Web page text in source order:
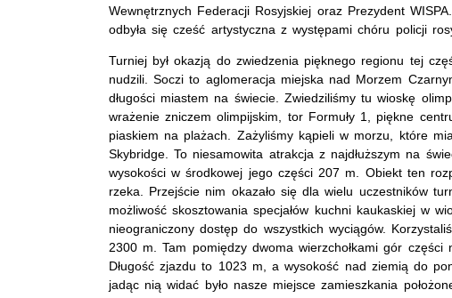
Wewnętrznych Federacji Rosyjskiej oraz Prezydent
odbyła się cześć artystyczna z występami chóru policji
Turniej był okazją do zwiedzenia pięknego regionu tej
nudzili. Soczi to aglomeracja miejska nad Morzem
długości miastem na świecie. Zwiedziliśmy tu wioskę
wrażenie zniczem olimpijskim, tor Formuły 1, piękne
piaskiem na plażach. Zażyliśmy kąpieli w morzu, które
Skybridge. To niesamowita atrakcja z najdłuższym na
wysokości w środkowej jego części 207 m. Obiekt ten
rzeka. Przejście nim okazało się dla wielu uczestników
możliwość skosztowania specjałów kuchni kaukaskiej w
nieograniczony dostęp do wszystkich wyciągów.
2300 m. Tam pomiędzy dwoma wierzchołkami gór części
Długość zjazdu to 1023 m, a wysokość nad ziemią do
jadąc nią widać było nasze miejsce zamieszkania